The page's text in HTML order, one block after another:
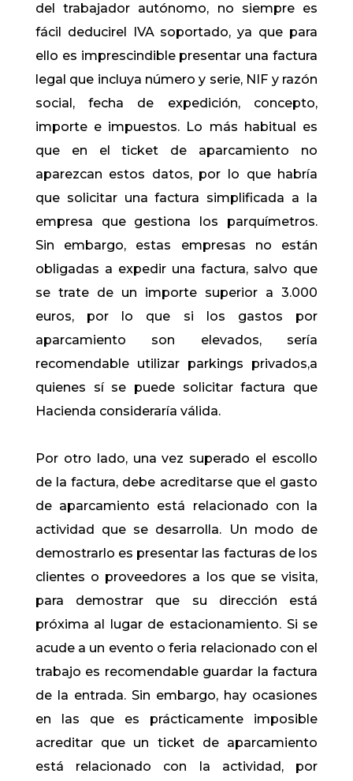
del trabajador autónomo, no siempre es
fácil deducirel IVA soportado, ya que para
ello es imprescindible presentar una factura
legal que incluya número y serie, NIF y razón
social, fecha de expedición, concepto,
importe e impuestos. Lo más habitual es
que en el ticket de aparcamiento no
aparezcan estos datos, por lo que habría
que solicitar una factura simplificada a la
empresa que gestiona los parquímetros.
Sin embargo, estas empresas no están
obligadas a expedir una factura, salvo que
se trate de un importe superior a 3.000
euros, por lo que si los gastos por
aparcamiento son elevados, sería
recomendable utilizar parkings privados,a
quienes sí se puede solicitar factura que
Hacienda consideraría válida.
Por otro lado, una vez superado el escollo
de la factura, debe acreditarse que el gasto
de aparcamiento está relacionado con la
actividad que se desarrolla. Un modo de
demostrarlo es presentar las facturas de los
clientes o proveedores a los que se visita,
para demostrar que su dirección está
próxima al lugar de estacionamiento. Si se
acude a un evento o feria relacionado con el
trabajo es recomendable guardar la factura
de la entrada. Sin embargo, hay ocasiones
en las que es prácticamente imposible
acreditar que un ticket de aparcamiento
está relacionado con la actividad, por